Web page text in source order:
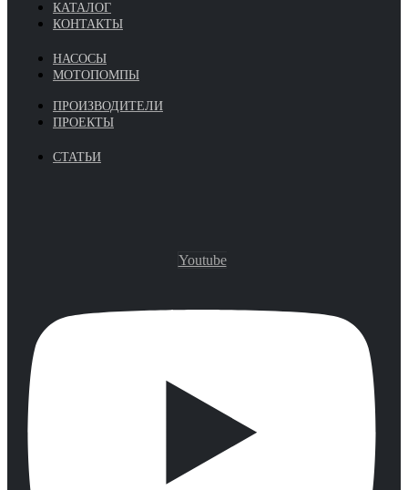
КАТАЛОГ
КОНТАКТЫ
НАСОСЫ
МОТОПОМПЫ
ПРОИЗВОДИТЕЛИ
ПРОЕКТЫ
СТАТЬИ
Youtube